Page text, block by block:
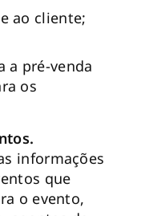
ao cliente;
a pré-venda
os
informações
que
o evento,